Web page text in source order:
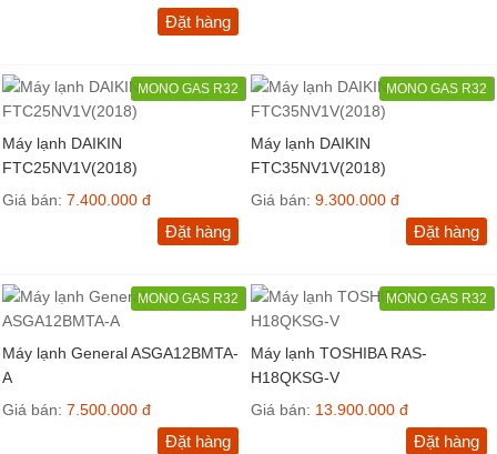
Đặt hàng
MONO GAS R32
Máy lạnh DAIKIN
FTC25NV1V(2018)
Giá bán: 7.400.000 đ
Đặt hàng
MONO GAS R32
Máy lạnh DAIKIN
FTC35NV1V(2018)
Giá bán: 9.300.000 đ
Đặt hàng
MONO GAS R32
Máy lạnh General ASGA12BMTA-
A
Giá bán: 7.500.000 đ
Đặt hàng
MONO GAS R32
Máy lạnh TOSHIBA RAS-
H18QKSG-V
Giá bán: 13.900.000 đ
Đặt hàng